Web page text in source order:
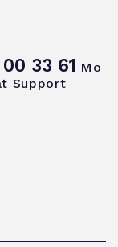
33 61 Mo
Support